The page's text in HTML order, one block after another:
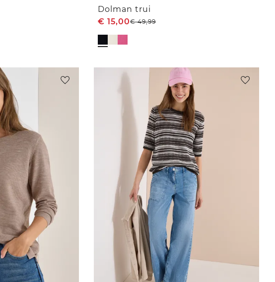
Dolman trui
€ 15,00€49,99